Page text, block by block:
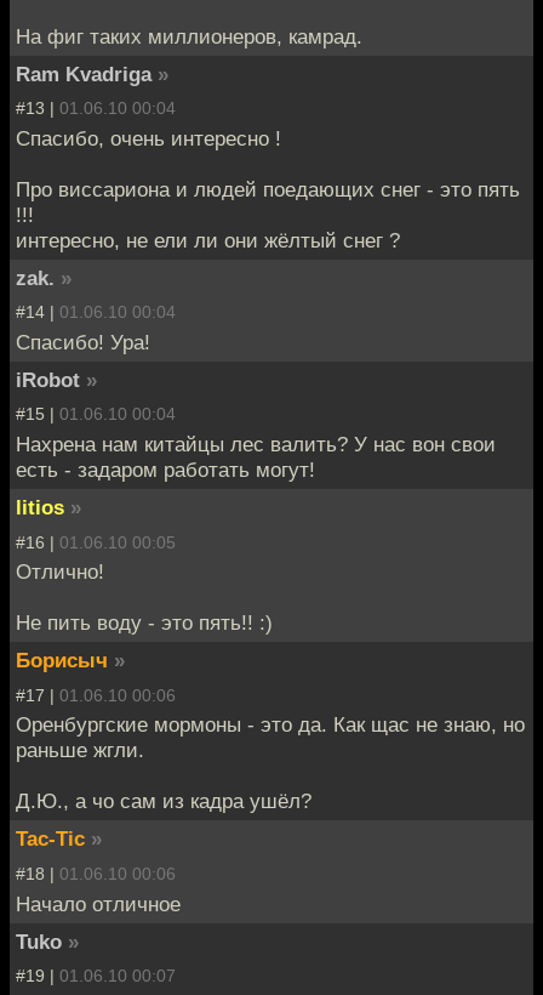
На фиг таких миллионеров, камрад.
Ram Kvadriga »
#13 | 01.06.10 00:04
Спасибо, очень интересно !
Про виссариона и людей поедающих снег - это пять
!!!
интересно, не ели ли они жёлтый снег ?
zak. »
#14 | 01.06.10 00:04
Спасибо! Ура!
iRobot »
#15 | 01.06.10 00:04
Нахрена нам китайцы лес валить? У нас вон свои
есть - задаром работать могут!
litios »
#16 | 01.06.10 00:05
Отлично!
Не пить воду - это пять!! :)
Борисыч »
#17 | 01.06.10 00:06
Оренбургские мормоны - это да. Как щас не знаю, но
раньше жгли.
Д.Ю., а чо сам из кадра ушёл?
Tac-Tic »
#18 | 01.06.10 00:06
Начало отличное
Tuko »
#19 | 01.06.10 00:07